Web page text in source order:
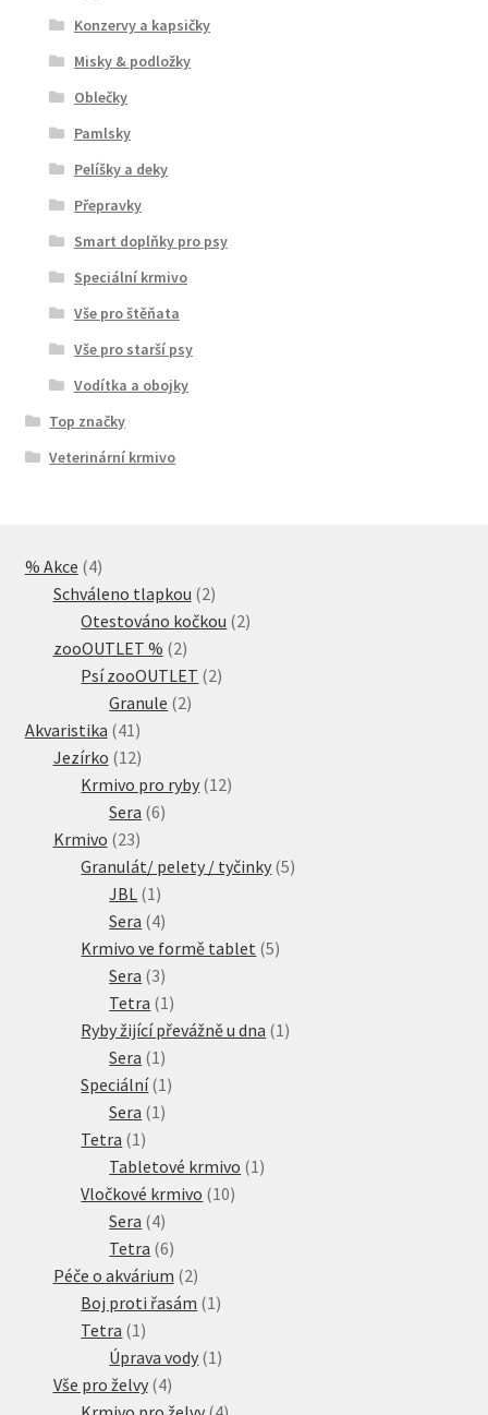
Konzervy a kapsičky
Misky & podložky
Oblečky
Pamlsky
Pelíšky a deky
Přepravky
Smart doplňky pro psy
Speciální krmivo
Vše pro štěňata
Vše pro starší psy
Vodítka a obojky
Top značky
Veterinární krmivo
% Akce 44
produkty
Schváleno tlapkou 22
produkty
Otestováno kočkou 22
zooOUTLET % 22
produkty
Psí zooOUTLET 22
Granule 22
Akvaristika 41 41
produktů
Jezírko 1212
produktů
Krmivo pro ryby 1212
Sera 66
Krmivo 2323
produktů
Granulát/ pelety / tyčinky 55
JBL 1 1
produkt
Sera 44
produkty
Krmivo ve formě tablet 55
Sera 33
produkty
Tetra 1 1
produkt
Ryby žijící převážně u dna 1 1
Sera 1 1
produkt
Speciální 1 1
Sera 1 1
Tetra 1 1
produkt
Tabletové krmivo 1 1
Vločkové krmivo 1010
Sera 44
produkty
Tetra 66
produktů
Péče o akvárium 22
produkty
Boj proti řasám 1 1
Tetra 1 1
produkt
Úprava vody 1 1
Vše pro želvy 44
produkty
4